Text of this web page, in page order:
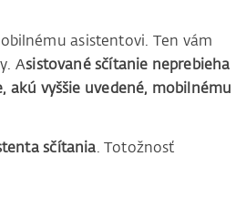
asistentovi. Ten vám
Asistované sčítanie neprebieha
vyššie uvedené, mobilnému
sčítania. Totožnosť